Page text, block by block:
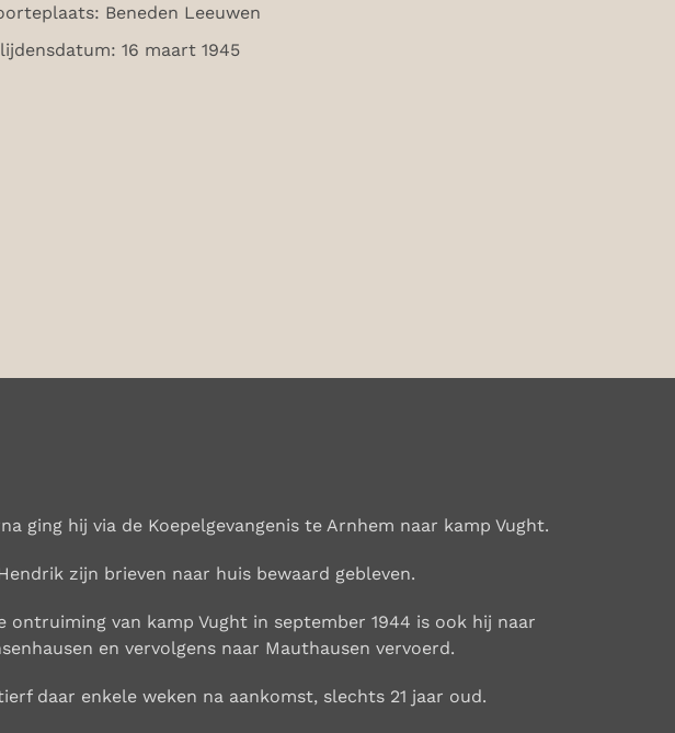
Beneden Leeuwen
16 maart 1945
ging hij via de Koepelgevangenis te Arnhem naar kamp Vught.
zijn brieven naar huis bewaard gebleven.
ontruiming van kamp Vught in september 1944 is ook hij naar
en vervolgens naar Mauthausen vervoerd.
daar enkele weken na aankomst, slechts 21 jaar oud.